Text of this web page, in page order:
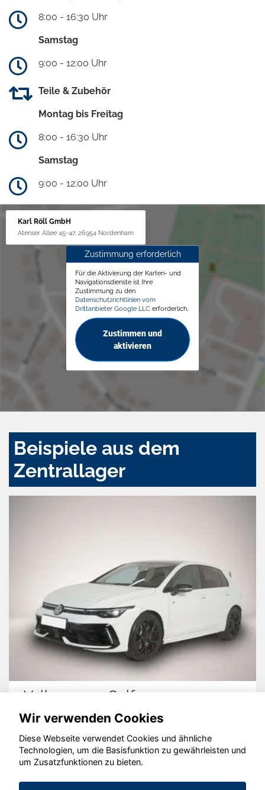
8:00 - 16:30 Uhr
Samstag
9:00 - 12:00 Uhr
Teile & Zubehör
Montag bis Freitag
8:00 - 16:30 Uhr
Samstag
9:00 - 12:00 Uhr
Karl Röll GmbH
Atenser Allee 45-47, 26954 Nordenham
Zustimmung erforderlich
Für die Aktivierung der Karten- und
Navigationsdienste ist Ihre
Zustimmung zu den
Datenschutzrichtlinien vom
Drittanbieter Google LLC erforderlich.
Zustimmen und
aktivieren
Beispiele aus dem
Zentrallager
Volkswagen Golf
© konjunkturmotor.de GmbH 2020 - 2026
Wir verwenden Cookies
Diese Webseite verwendet Cookies und ähnliche
Technologien, um die Basisfunktion zu gewährleisten und
um Zusatzfunktionen zu bieten.